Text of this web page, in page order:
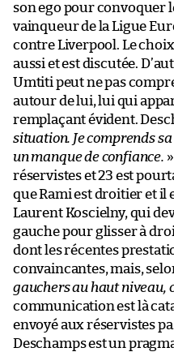
son ego pour convoquer
vainqueur de la Ligue
contre Liverpool. Le
aussi et est discutée.
Umtiti peut ne pas
autour de lui, lui qui
remplaçant évident.
situation. Je comprends sa
un manque de confiance.
réservistes et 23 est
que Rami est droitier et il
Laurent Koscielny, qui
gauche pour glisser à
dont les récentes
convaincantes, mais,
gauchers au haut niveau,
communication est là
envoyé aux réservistes
Deschamps est un